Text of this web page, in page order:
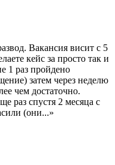
Вакансия висит с 5
кейс за просто так и
1 раз пройдено
затем через неделю
чем достаточно.
раз спустя 2 месяца с
(они...»